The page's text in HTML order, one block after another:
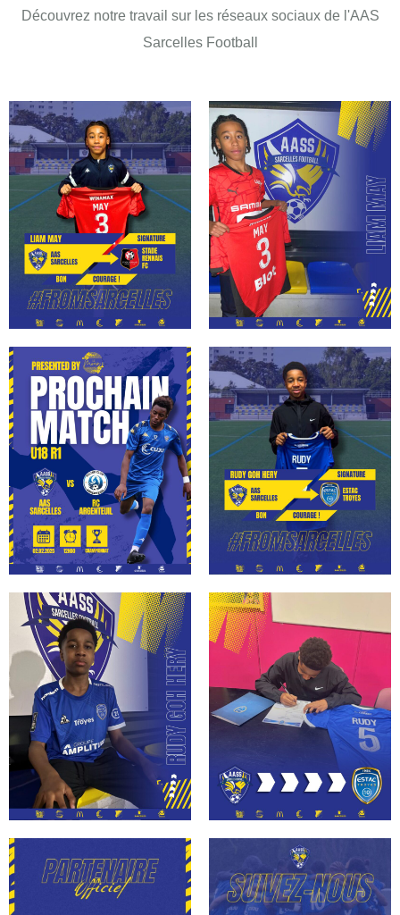
Découvrez notre travail sur les réseaux sociaux de l'AAS
Sarcelles Football